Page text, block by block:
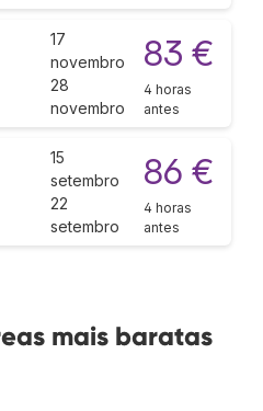
17
novembro
28
novembro
83 €
4 horas
antes
15
setembro
22
setembro
86 €
4 horas
antes
mais baratas